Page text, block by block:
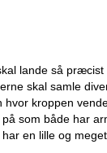
lande så
skal samle
hvor kroppen
som både har
en lille og